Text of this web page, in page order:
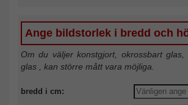
Ange bildstorlek i bredd och
Om du väljer konstgjort, okrossbart
glas , kan större mått vara möjliga.
bredd i cm: